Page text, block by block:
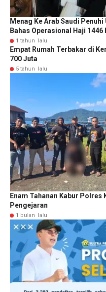
Menag Ke Arab Saudi
Bahas Operasional Haji 1446
1 tahun lalu
Empat Rumah Terbakar di
700 Juta
5 tahun lalu
Enam Tahanan Kabur
Pengejaran
1 bulan lalu